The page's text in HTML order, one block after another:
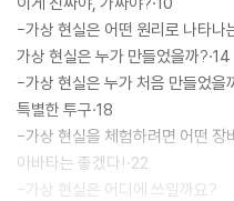
-가상 현실은 어떤 원리로 나타나
가상 현실은 누가 만들었을까?·14
-가상 현실은 누가 처음 만들었을
특별한 투구·18
-가상 현실을 체험하려면 어떤 장
아바타는 좋겠다!·22
-가상 현실은 어디에 쓰일까요?